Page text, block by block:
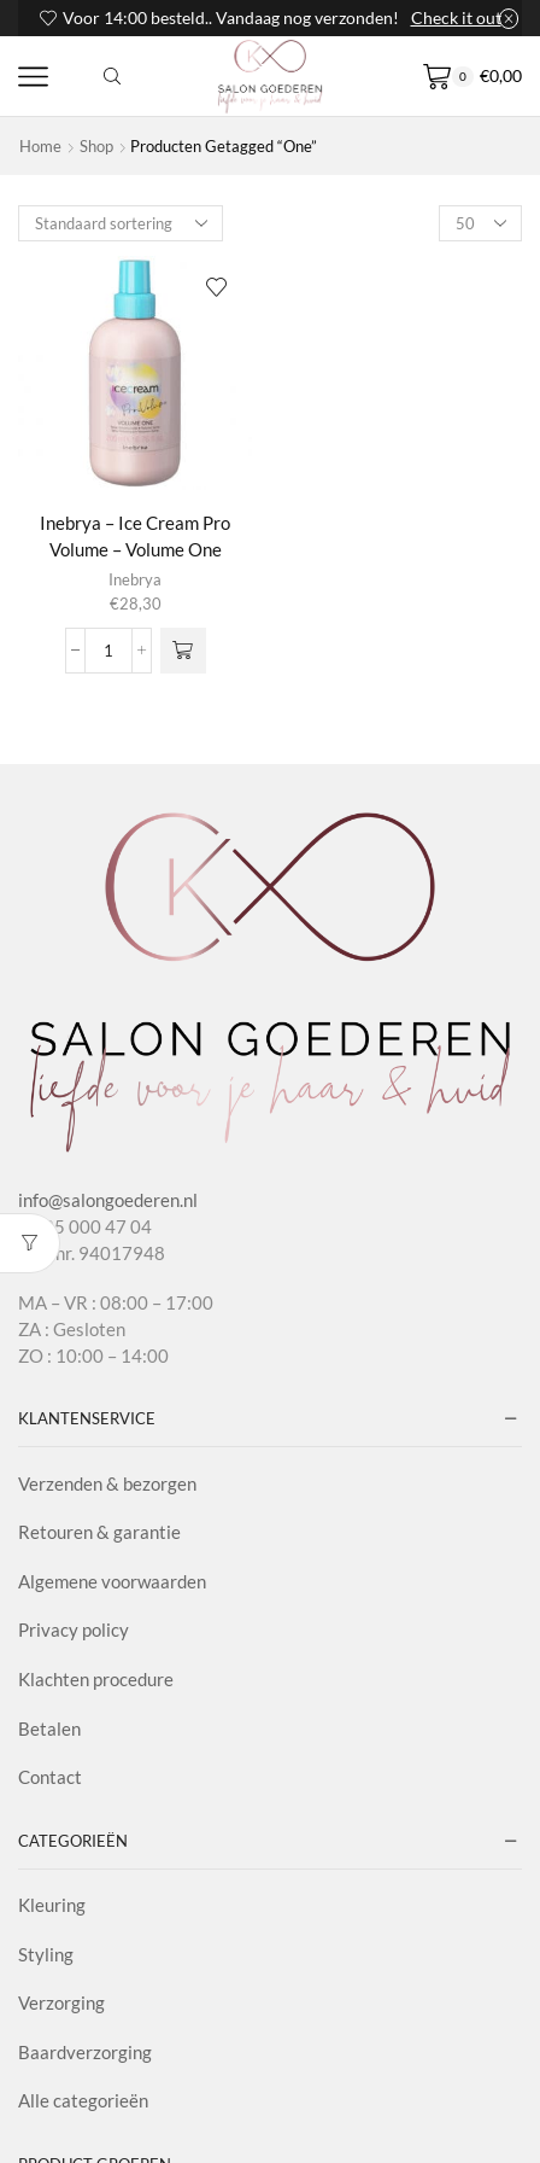
Voor 14:00 besteld.. Vandaag nog verzonden! Check it out
0 €0,00
Home Shop Producten Getagged “One”
Products
per
Inebrya – Ice Cream Pro
Volume – Volume One
Inebrya
€28,30
Inebrya
Volume
One
aantal
info@salongoederen.nl
T 085 000 47 04
KvK nr. 94017948
MA – VR : 08:00 – 17:00
ZA : Gesloten
ZO : 10:00 – 14:00
KLANTENSERVICE
Verzenden & bezorgen
Retouren & garantie
Algemene voorwaarden
Privacy policy
Klachten procedure
Betalen
Contact
CATEGORIEËN
Kleuring
Styling
Verzorging
Baardverzorging
Alle categorieën